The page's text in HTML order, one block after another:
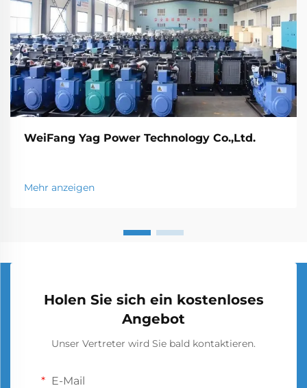
WeiFang Yag Power Technology Co.,Ltd.
Mehr anzeigen
Holen Sie sich ein kostenloses
Angebot
Unser Vertreter wird Sie bald kontaktieren.
E-Mail